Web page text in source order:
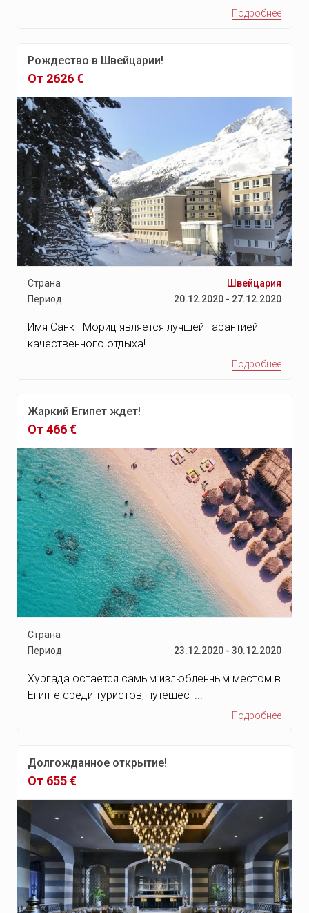
Остров Майорка
Сусс
Монастир
Монте-Карло
Хаммамет
Набель
Джерба
Севилья
Пуно
Пуэрто Мальдонадо
Куско
Трухильо
Остров Рангироа
Осло
Берген
Ставангер
Тромсё
Киркенес
Олесунд
Бухарест
Яссы
Совата
Синая
Слэник-Молдова
Луанг-Прабанг
Холмы Чулу
Малинди
Остров Таити
Остров Тахаа
Остров Тикехау
Найроби
Подробнее
Рождество в Швейцарии!
От 2626 €
Страна
Швейцария
Период
20.12.2020 - 27.12.2020
Имя Санкт-Мориц является лучшей гарантией
качественного отдыха! ...
Подробнее
Жаркий Египет ждет!
От 466 €
Страна
Период
23.12.2020 - 30.12.2020
Хургада остается самым излюбленным местом в
Египте среди туристов, путешест...
Подробнее
Долгожданное открытие!
От 655 €